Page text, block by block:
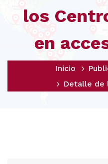
los
en
Inicio
Detalle de